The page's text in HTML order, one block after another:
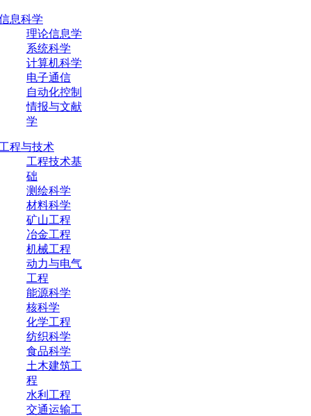
息科学
理论信息学
系统科学
计算机科学
电子通信
自动化控制
情报与文献
学
程与技术
工程技术基
础
测绘科学
材料科学
矿山工程
冶金工程
机械工程
动力与电气
工程
能源科学
核科学
化学工程
纺织科学
食品科学
土木建筑工
程
水利工程
交通运输工